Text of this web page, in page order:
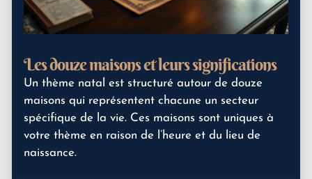
Les douze maisons et leurs significations
Un thème natal est structuré autour de douze
maisons qui représentent chacune un secteur
spécifique de la vie. Ces maisons sont uniques à
votre thème en raison de l’heure et du lieu de
naissance.